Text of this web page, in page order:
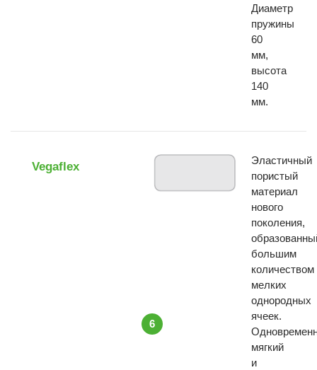
Диаметр
пружины
60
мм,
высота
140
мм.
Vegaflex
6
Эластичный
пористый
материал
нового
поколения,
большим
количеством
мелких
однородных
ячеек.
мягкий
и